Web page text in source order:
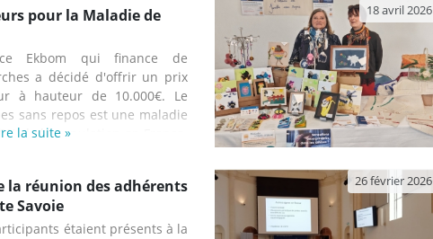
avait occasionné la
quelques jours auparavant
avec les renseignements
une réunion sans médecin ne
tout public. Il a fallu
sorte que la réunion puisse
pour la Maladie de
Ekbom qui finance de
a décidé d'offrir un prix
à hauteur de 10.000€. Le
sans repos est une maladie
de la population en France.
mais également d’autres
symptômes surviennent au
le soir et la nuit ou lors
la suite »
18 avril 2026
la réunion des adhérents
Savoie
étaient présents à la
26 février 2026